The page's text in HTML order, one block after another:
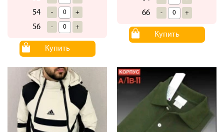
54 - +
56 - +
Купить
66 - +
Купить